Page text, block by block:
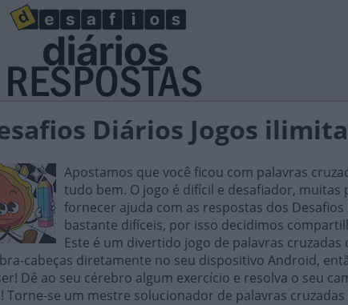
Diários Jogos
Apostamos que você ficou com palavras
tudo bem. O jogo é difícil e desafiador, muitas
fornecer ajuda com as respostas dos
bastante difíceis, por isso decidimos
Este é um divertido jogo de palavras
cabeças diretamente no seu dispositivo Android,
Dê ao seu cérebro algum exercício e resolva o seu
Torne-se um mestre solucionador de palavras